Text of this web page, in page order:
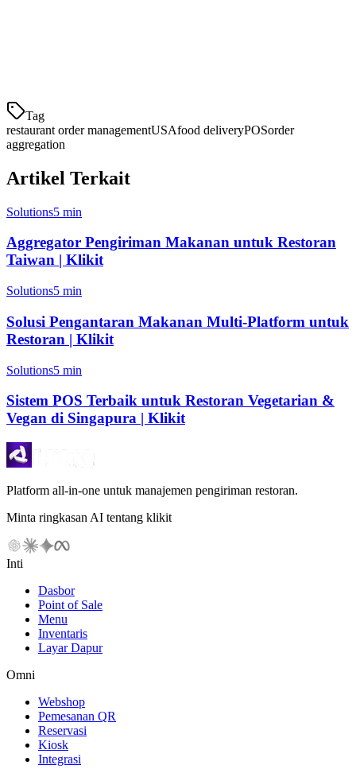
Tag
restaurant order managementUSAfood deliveryPOSorder
aggregation
Artikel Terkait
Solutions5 min
Aggregator Pengiriman Makanan untuk Restoran
Taiwan | Klikit
Solutions5 min
Solusi Pengantaran Makanan Multi-Platform untuk
Restoran | Klikit
Solutions5 min
Sistem POS Terbaik untuk Restoran Vegetarian &
Vegan di Singapura | Klikit
Platform all-in-one untuk manajemen pengiriman restoran.
Minta ringkasan AI tentang klikit
Inti
Dasbor
Point of Sale
Menu
Inventaris
Layar Dapur
Omni
Webshop
Pemesanan QR
Reservasi
Kiosk
Integrasi